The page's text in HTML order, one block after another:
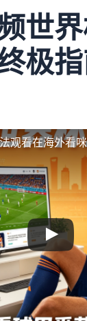
世
极
观看在海外看